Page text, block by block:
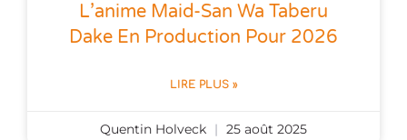
L’anime Maid-San Wa Taberu
Dake En Production Pour 2026
LIRE PLUS »
Quentin Holveck 25 août 2025